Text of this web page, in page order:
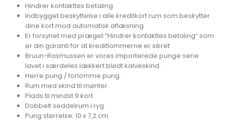
Hindrer kontaktløs betaling
Indbygget beskyttelse i alle kreditkort rum som beskytter
dine kort mod automatisk aflæsning
Er forsynet med præget “Hindrer kontaktløs betaling” som
er din garanti for at kreditlommerne er sikret
Bruun-Rasmussen er vores importerede punge serie
lavet i særdeles lækkert blødt kalveskind.
Herre pung / forlomme pung.
Rum med skind til mønter.
Plads til mindst 9 kort.
Dobbelt seddelrum i ryg.
Pung størrelse: 10 x 7,2 cm